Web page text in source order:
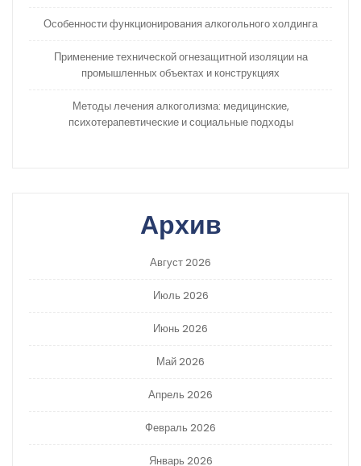
Особенности функционирования алкогольного холдинга
Применение технической огнезащитной изоляции на
промышленных объектах и конструкциях
Методы лечения алкоголизма: медицинские,
психотерапевтические и социальные подходы
Архив
Август 2026
Июль 2026
Июнь 2026
Май 2026
Апрель 2026
Февраль 2026
Январь 2026